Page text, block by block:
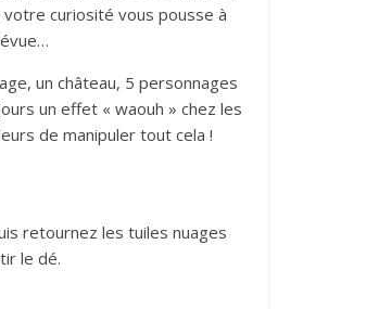
votre curiosité vous pousse à
un château, 5 personnages
un effet « waouh » chez les
de manipuler tout cela !
retournez les tuiles nuages
le dé.